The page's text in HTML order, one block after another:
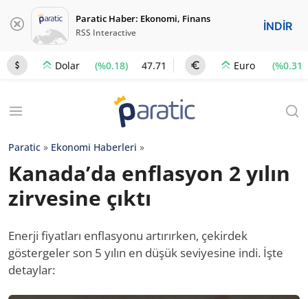
Paratic Haber: Ekonomi, Finans
RSS Interactive İNDİR
Dolar (%0.18) 47.71 Euro (%0.31)
Paratic » Ekonomi Haberleri »
Kanada’da enflasyon 2 yılın
zirvesine çıktı
Enerji fiyatları enflasyonu artırırken, çekirdek
göstergeler son 5 yılın en düşük seviyesine indi. İşte
detaylar: